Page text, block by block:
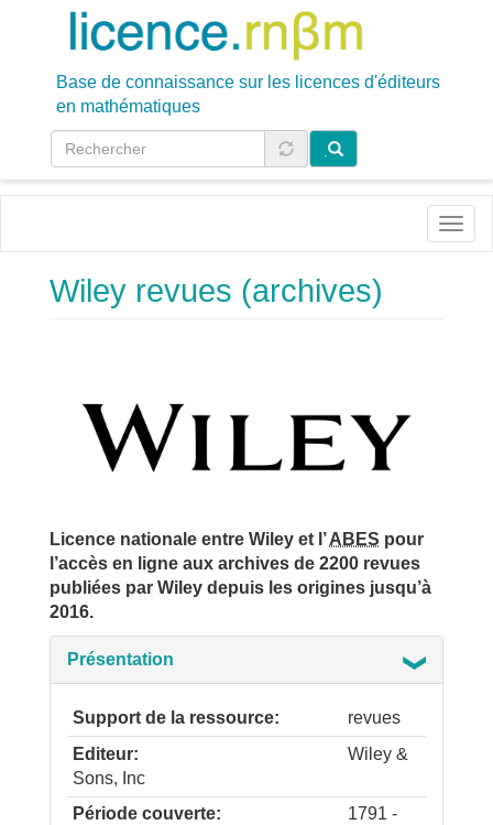
principalBase de connaissance sur les licences d'éditeurs
en mathématiques
Wiley revues (archives)
Licence nationale entre Wiley et l’ ABES pour
l’accès en ligne aux archives de 2200 revues
publiées par Wiley depuis les origines jusqu’à
2016.
Présentation
Support de la ressource
revues
Editeur
Wiley &
Sons, Inc
Période couverte
1791 -